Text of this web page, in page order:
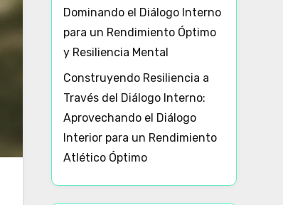
Dominando el Diálogo Interno
para un Rendimiento Óptimo
y Resiliencia Mental
Construyendo Resiliencia a
Través del Diálogo Interno:
Aprovechando el Diálogo
Interior para un Rendimiento
Atlético Óptimo